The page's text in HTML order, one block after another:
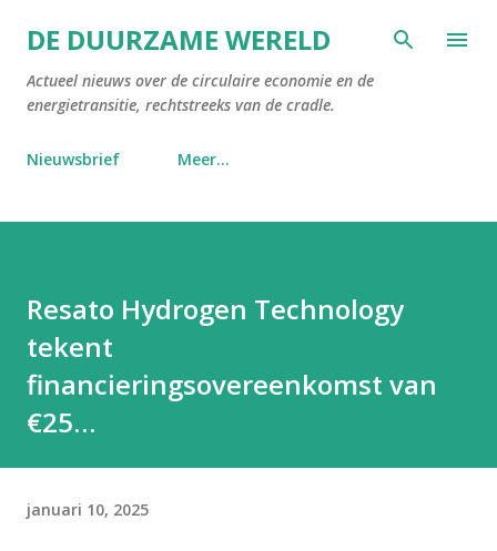
Doorgaan naar hoofdcontent
DE DUURZAME WERELD
Actueel nieuws over de circulaire economie en de
energietransitie, rechtstreeks van de cradle.
Nieuwsbrief Meer…
Resato Hydrogen Technology
tekent
financieringsovereenkomst van
€25…
januari 10, 2025